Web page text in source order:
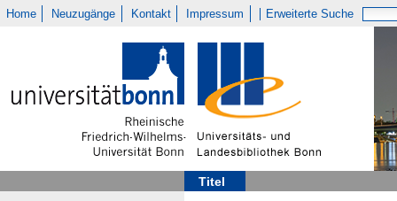
Home Neuzugänge Kontakt Impressum Erweiterte Suche
Titel